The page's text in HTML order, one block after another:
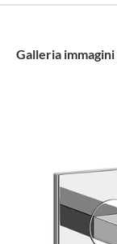
Galleria